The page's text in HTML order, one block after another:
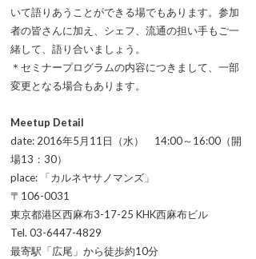
いて語りあうことができる場でもあります。参加
者の皆さんに加え、シェフ、流通の担い手もご一
緒して、語り合いましょう。
＊セミナープログラムの内容につきまして、一部
変更となる場合もあります。
Meetup Detail
date: 2016年5月11日（水） 14:00～16:00（開
場13：30）
place: 「カルネヤサノマンズ」
〒106-0031
東京都港区西麻布3-17-25 KHK西麻布ビル
Tel. 03-6447-4829
最寄駅「広尾」から徒歩約10分